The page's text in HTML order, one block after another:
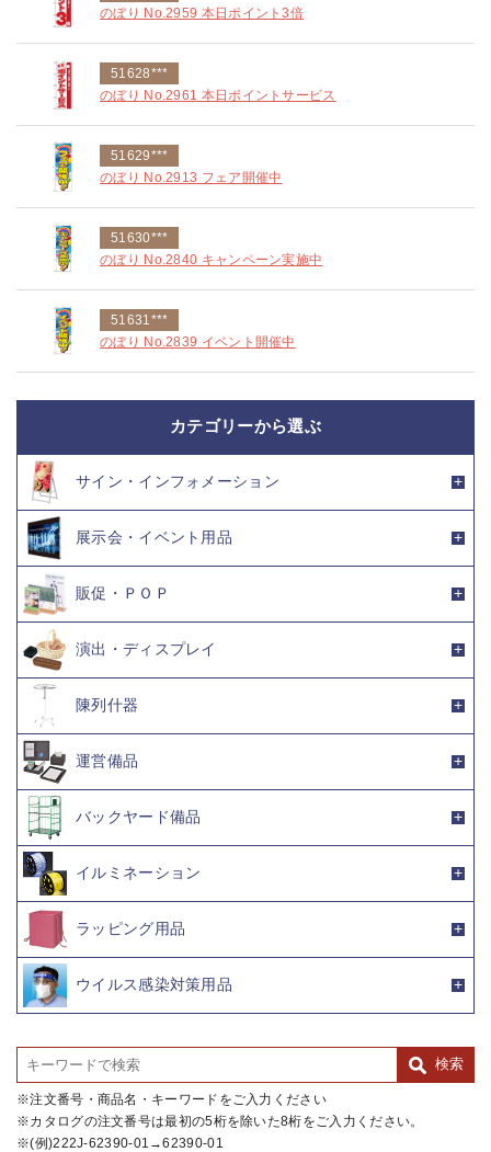
のぼり No.2959 本日ポイント3倍
51628***
のぼり No.2961 本日ポイントサービス
51629***
のぼり No.2913 フェア開催中
51630***
のぼり No.2840 キャンペーン実施中
51631***
のぼり No.2839 イベント開催中
カテゴリーから選ぶ
サイン・インフォメーション
展示会・イベント用品
販促・ＰＯＰ
演出・ディスプレイ
陳列什器
運営備品
バックヤード備品
イルミネーション
ラッピング用品
ウイルス感染対策用品
注文番号・商品名・キーワードをご入力ください
カタログの注文番号は最初の5桁を除いた8桁をご入力ください。
(例)222J-62390-01→62390-01